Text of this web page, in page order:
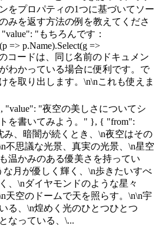
をプロパティの1つに基づいてソー
みを返す方法の例を教えてくださ
"もちろんです：
=> p.Name).Select(g =>
コードは、同じ名前のドキュメン
わかっている場合に便利です。で
を取り出します。\n\nこれも使えま
"value": "夜空の美しさについてシ
を書いてみよう。" }, { "from":
み、暗闇が続くとき、\n夜空はその
不思議な光景、真実の光景、\n星空
温かみのある優美さを持ってい
な月が優しく輝く、\n歩きたいすべ
、\nダイヤモンドのような星々
天空のドームで天を照らす。\n\n宇
る、\n煌めく光のひとつひとつ
なっている、\...